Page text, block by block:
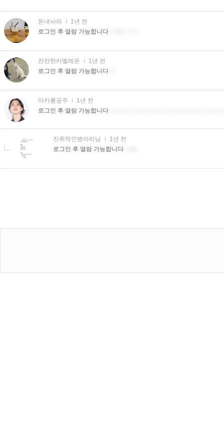
돈내놔라
1년 전
더치트더치트더치트더치트더�더치트
로그인 후 열람 가능합니다
잔잔한카멜레온
1년 전
더치트더치트더치트�더치트
로그인 후 열람 가능합니다
마카롱공주
1년 전
더치트더치트더치트더치트더치트더치트더치트더치트더치트더치트
로그인 후 열람 가능합니다
진취적인병아리님
1년 전
더치트더치트더치트더치트더�
로그인 후 열람 가능합니다